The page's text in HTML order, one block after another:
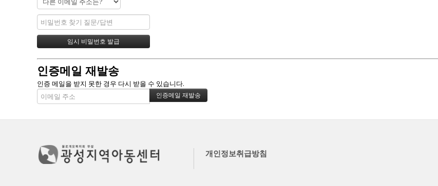
인증메일 재발송
인증 메일을 받지 못한 경우 다시 받을 수 있습니다.
개인정보취급방침